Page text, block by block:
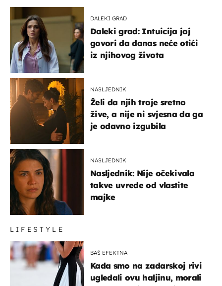
DALEKI GRAD
Daleki grad: Intuicija joj
govori da danas neće otići
iz njihovog života
NASLJEDNIK
Želi da njih troje sretno
žive, a nije ni svjesna da ga
je odavno izgubila
NASLJEDNIK
Nasljednik: Nije očekivala
takve uvrede od vlastite
majke
LIFESTYLE
BAŠ EFEKTNA
Kada smo na zadarskoj rivi
ugledali ovu haljinu, morali